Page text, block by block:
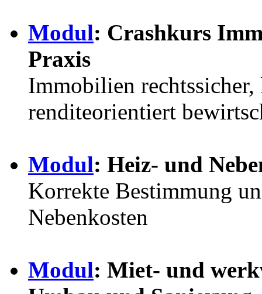
Modul: Crashkurs
Praxis
Immobilien
renditeorientiert
Modul: Heiz- und
Korrekte Bestimmung
Nebenkosten
Modul: Miet- und